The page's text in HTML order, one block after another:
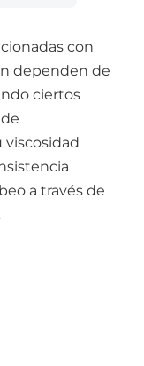
con
dependen de
ciertos
viscosidad
a través de